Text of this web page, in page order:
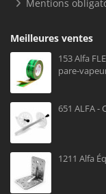
Mentions
Meilleures ventes
153 Alfa
pare-
651 ALFA -
1211 Alfa